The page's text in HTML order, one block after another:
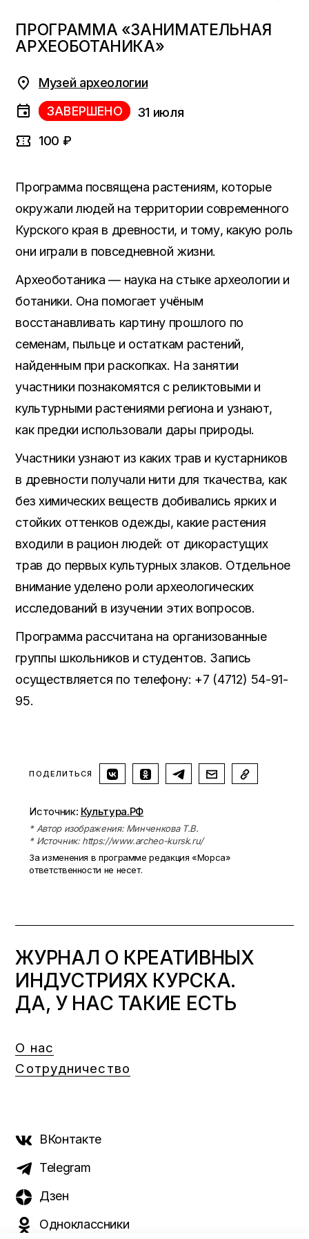
ПРОГРАММА «ЗАНИМАТЕЛЬНАЯ
АРХЕОБОТАНИКА»
Музей археологии
ЗАВЕРШЕНО
31 июля
100 ₽
Программа посвящена растениям, которые
окружали людей на территории современного
Курского края в древности, и тому, какую роль
они играли в повседневной жизни.
Археоботаника — наука на стыке археологии и
ботаники. Она помогает учёным
восстанавливать картину прошлого по
семенам, пыльце и остаткам растений,
найденным при раскопках. На занятии
участники познакомятся с реликтовыми и
культурными растениями региона и узнают,
как предки использовали дары природы.
Участники узнают из каких трав и кустарников
в древности получали нити для ткачества, как
без химических веществ добивались ярких и
стойких оттенков одежды, какие растения
входили в рацион людей: от дикорастущих
трав до первых культурных злаков. Отдельное
внимание уделено роли археологических
исследований в изучении этих вопросов.
Программа рассчитана на организованные
группы школьников и студентов. Запись
осуществляется по телефону: +7 (4712) 54-91-
95.
ПОДЕЛИТЬСЯ
Источник: Культура.РФ
* Автор изображения: Минченкова Т.В.
* Источник: https://www.archeo-kursk.ru/
За изменения в программе редакция «Морса»
ответственности не несет.
ЖУРНАЛ О КРЕАТИВНЫХ
ИНДУСТРИЯХ КУРСКА.
ДА, У НАС ТАКИЕ ЕСТЬ
О нас
Сотрудничество
ВКонтакте
Telegram
Дзен
Одноклассники